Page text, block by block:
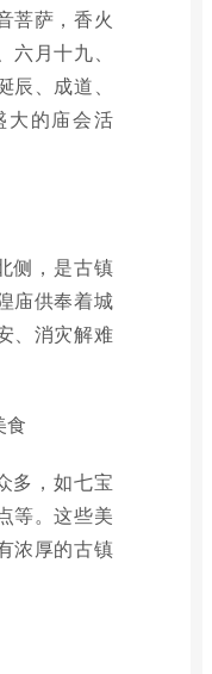
菩萨，香火
月十九、
、成道、
大的庙会活
侧，是古镇
庙供奉着城
、消灾解难
食
多，如七宝
等。这些美
浓厚的古镇